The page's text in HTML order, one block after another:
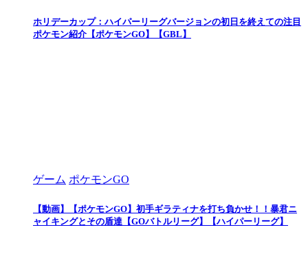
ホリデーカップ：ハイパーリーグバージョンの初日を終えての注目
ポケモン紹介【ポケモンGO】【GBL】
ゲーム ポケモンGO
【動画】【ポケモンGO】初手ギラティナを打ち負かせ！！暴君ニ
ャイキングとその盾達【GOバトルリーグ】【ハイパーリーグ】